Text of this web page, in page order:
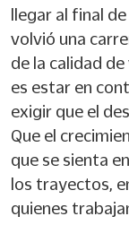
llegar al final
volvió una
de la calidad
es estar en
exigir que el
Que el
que se sienta
los trayectos,
quienes